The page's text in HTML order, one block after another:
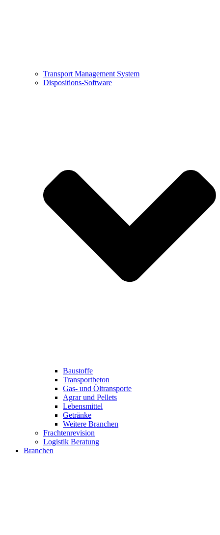
Transport Management System
Dispositions-Software
Baustoffe
Transportbeton
Gas- und Öltransporte
Agrar und Pellets
Lebensmittel
Getränke
Weitere Branchen
Frachtenrevision
Logistik Beratung
Branchen